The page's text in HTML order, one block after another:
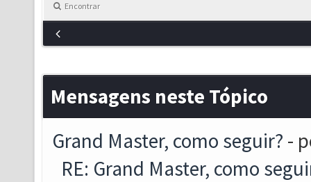
Encontrar
Mensagens neste Tópico
Grand Master, como seguir? -
RE: Grand Master, como